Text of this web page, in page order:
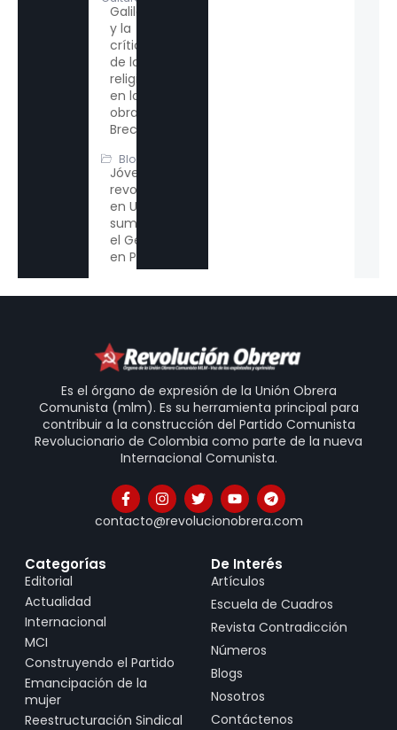
Galileo
y la
crítica
de la
religión
en la
obra de
Brecht
Blogs
Jóvenes
revolucionarios
en Univalle se
suman contra
el Genocidio
en Palestina
Es el órgano de expresión de la Unión Obrera
Comunista (mlm). Es su herramienta principal para
contribuir a la construcción del Partido Comunista
Revolucionario de Colombia como parte de la nueva
Internacional Comunista.
contacto@revolucionobrera.com
Categorías
Editorial
Actualidad
Internacional
MCI
Construyendo el Partido
Emancipación de la
mujer
Reestructuración Sindical
De Interés
Artículos
Escuela de Cuadros
Revista Contradicción
Números
Blogs
Nosotros
Contáctenos